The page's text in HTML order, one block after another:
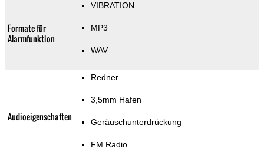
Formate für
Alarmfunktion
VIBRATION
MP3
WAV
Audioeigenschaften
Redner
3,5mm Hafen
Geräuschunterdrückung
FM Radio